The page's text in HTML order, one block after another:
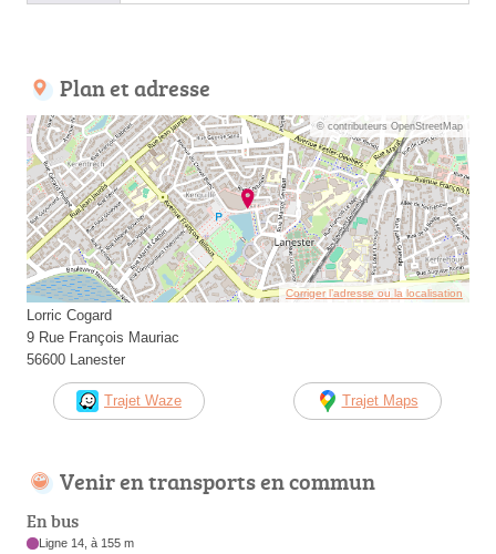
Plan et adresse
© contributeurs OpenStreetMap
Corriger l’adresse ou la localisation
Lorric Cogard
9 Rue François Mauriac
56600 Lanester
Trajet Waze Trajet Maps
Venir en transports en commun
En bus
Ligne 14, à 155 m